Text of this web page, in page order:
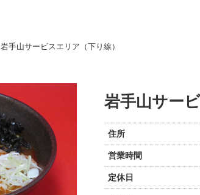
岩手山サービスエリア（下り線）
岩手山サー
住所
営業時間
定休日